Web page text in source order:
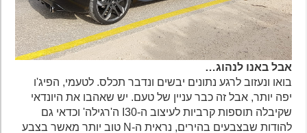
אבל באנו לנהוג…
בואו ונעזוב לרגע נתונים יבשים ונדבר תכלס. לטעמי, הפיג'ו
יפה יותר, אבל זה כבר עניין של טעם. יש שאהבו את היונדאי
שקיבלה תוספות קרביות לעיצוב ה-I30 ה'רגילה' וכדאי גם
להודות שבצבעים בהירים, נראית ה-N טוב יותר מאשר בצבע